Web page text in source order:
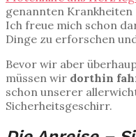
genannten
Ich freue mich schon
Dinge zu erforschen
Bevor wir aber
müssen wir dorthin
schon unserer
Sicherheitsgeschirr.